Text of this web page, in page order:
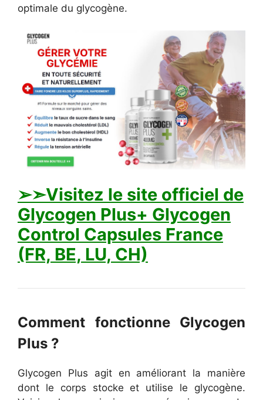
optimale du glycogène.
➢➣Visitez le site officiel de
Glycogen Plus+ Glycogen
Control Capsules France
(FR, BE, LU, CH)
Comment fonctionne Glycogen
Plus ?
Glycogen Plus agit en améliorant la manière
dont le corps stocke et utilise le glycogène.